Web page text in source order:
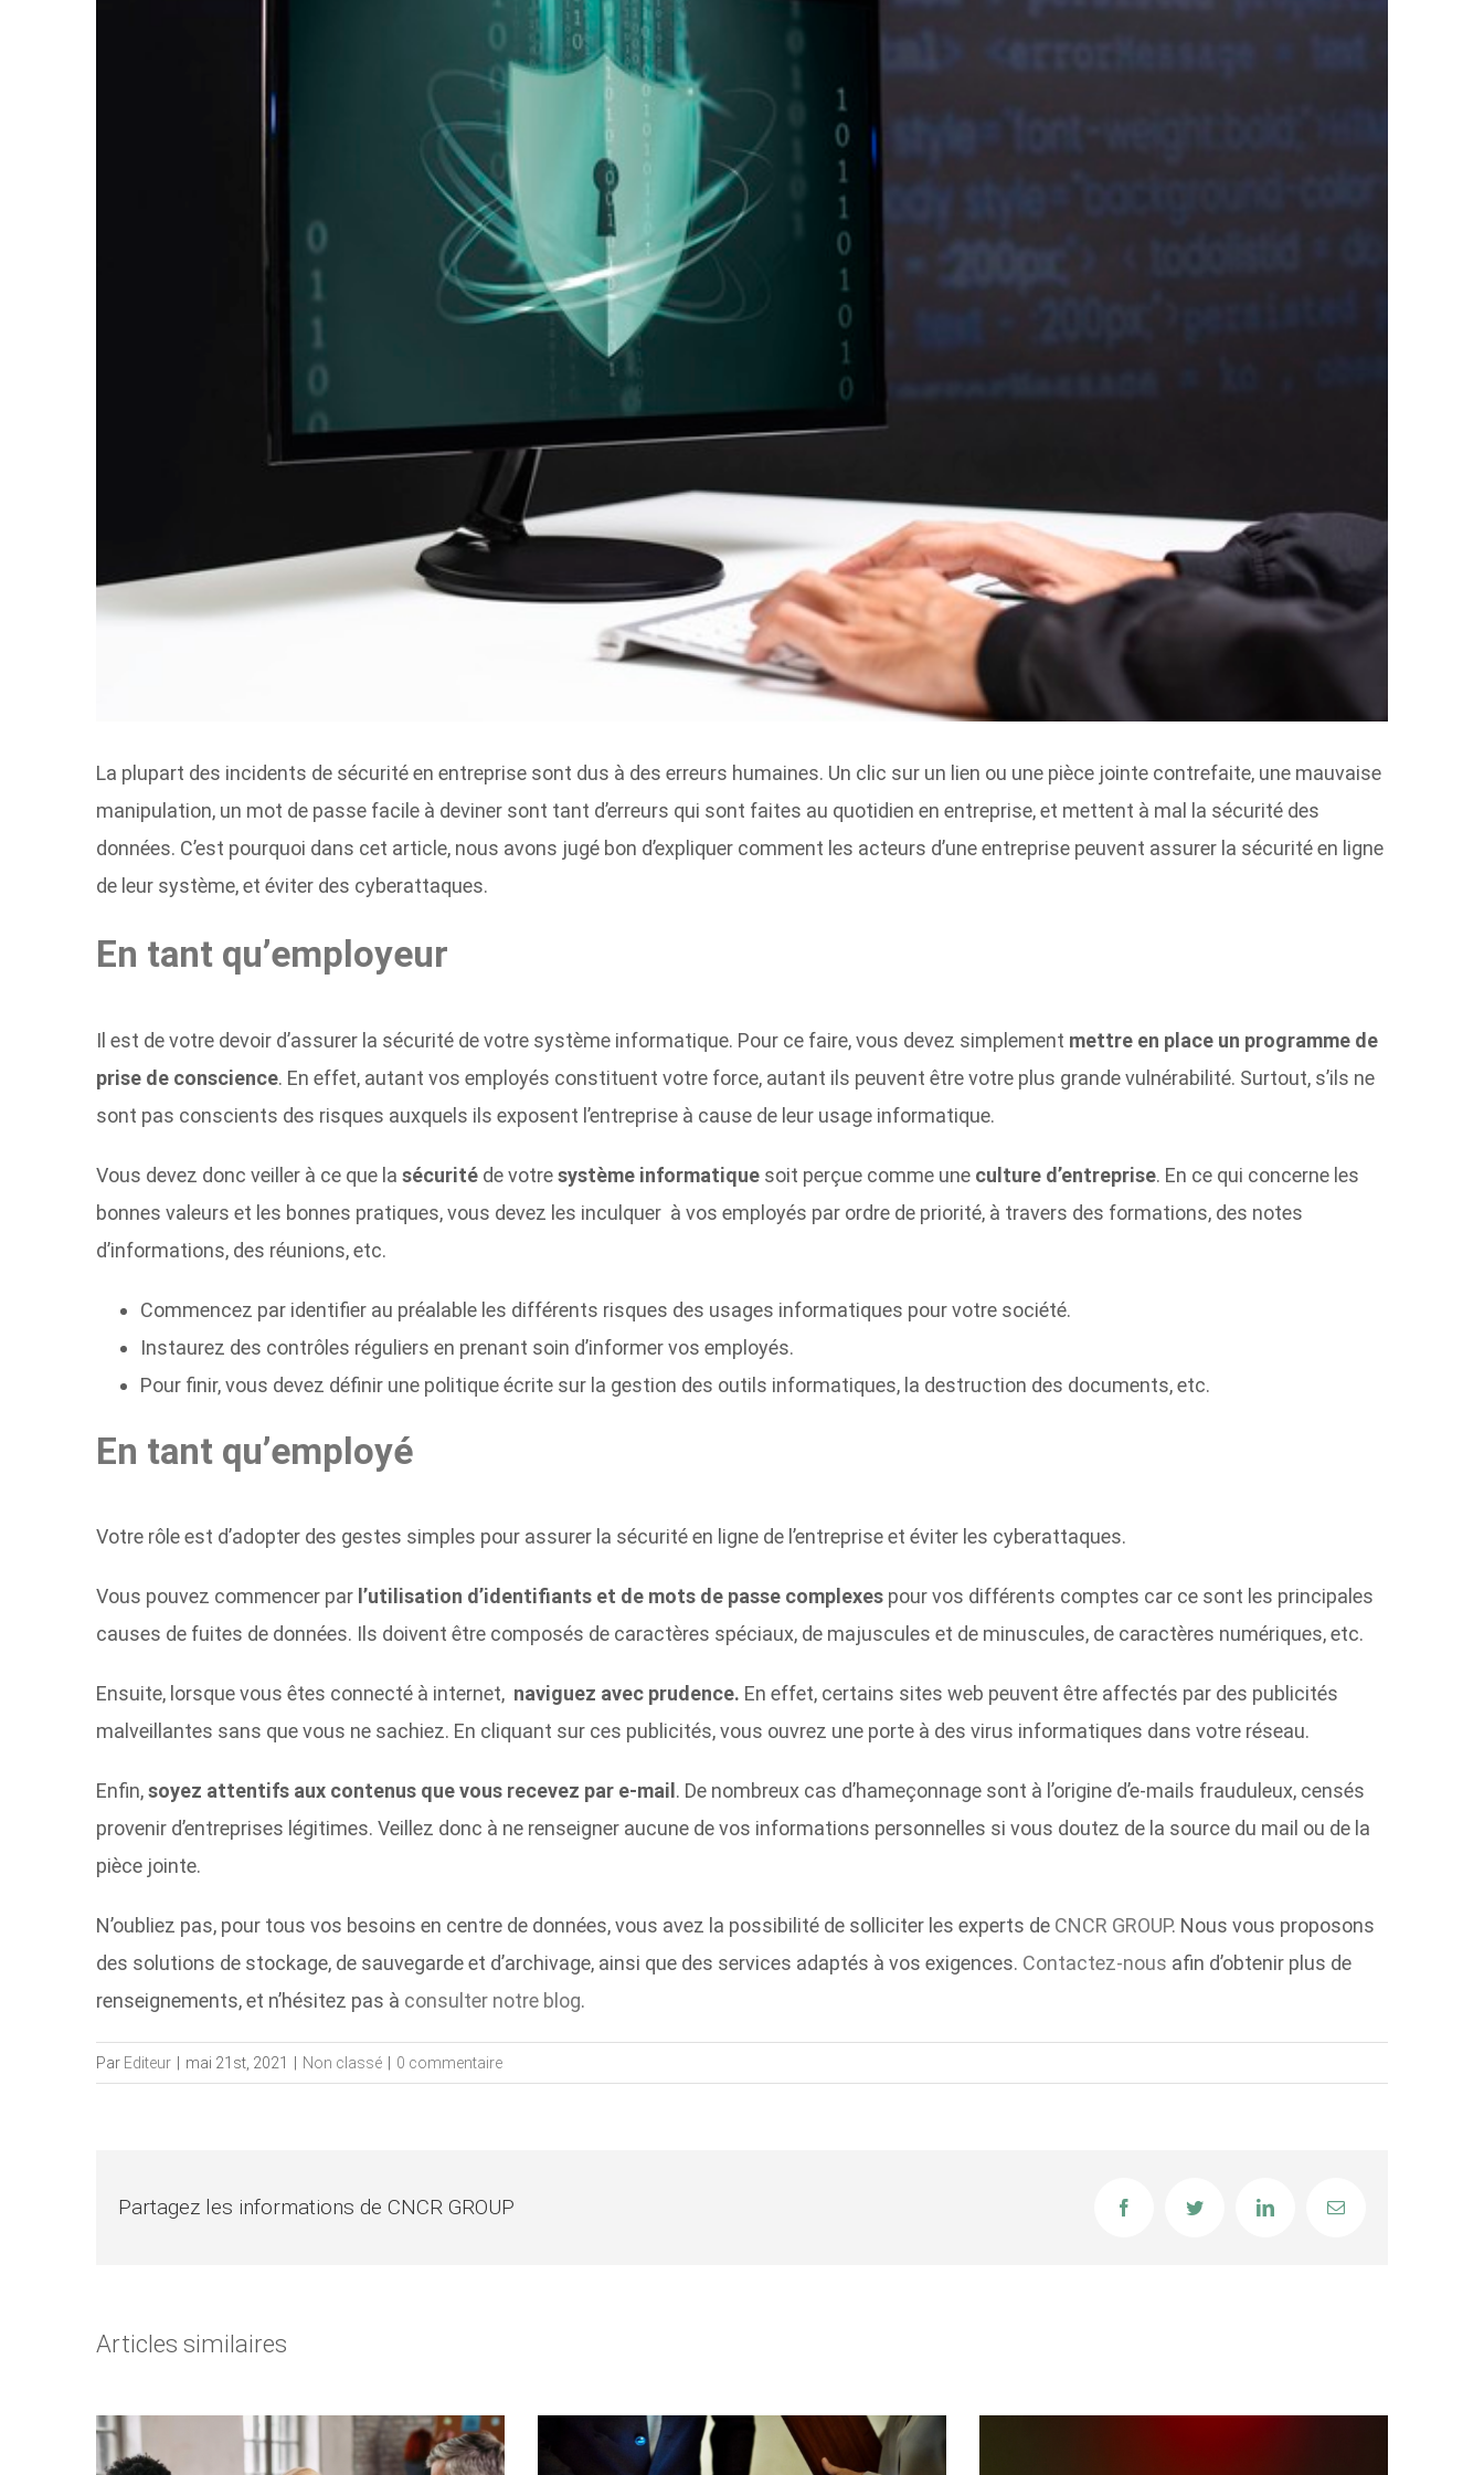
La plupart des incidents de sécurité en entreprise sont dus à des erreurs humaines. Un clic sur un lien ou une pièce jointe contrefaite, une mauvaise
manipulation, un mot de passe facile à deviner sont tant d’erreurs qui sont faites au quotidien en entreprise, et mettent à mal la sécurité des
données. C’est pourquoi dans cet article, nous avons jugé bon d’expliquer comment les acteurs d’une entreprise peuvent assurer la sécurité en ligne
de leur système, et éviter des cyberattaques.
En tant qu’employeur
Il est de votre devoir d’assurer la sécurité de votre système informatique. Pour ce faire, vous devez simplement mettre en place un programme de
prise de conscience. En effet, autant vos employés constituent votre force, autant ils peuvent être votre plus grande vulnérabilité. Surtout, s’ils ne
sont pas conscients des risques auxquels ils exposent l’entreprise à cause de leur usage informatique.
Vous devez donc veiller à ce que la sécurité de votresystème informatique soit perçue comme une culture d’entreprise. En ce qui concerne les
bonnes valeurs et les bonnes pratiques, vous devez les inculquer à vos employés par ordre de priorité, à travers des formations, des notes
d’informations, des réunions, etc.
Commencez par identifier au préalable les différents risques des usages informatiques pour votre société.
Instaurez des contrôles réguliers en prenant soin d’informer vos employés.
Pour finir, vous devez définir une politique écrite sur la gestion des outils informatiques, la destruction des documents, etc.
En tant qu’employé
Votre rôle est d’adopter des gestes simples pour assurer la sécurité en ligne de l’entreprise et éviter les cyberattaques.
Vous pouvez commencer par l’utilisation d’identifiants et de mots de passe complexes pour vos différents comptes car ce sont les principales
causes de fuites de données. Ils doivent être composés de caractères spéciaux, de majuscules et de minuscules, de caractères numériques, etc.
Ensuite, lorsque vous êtes connecté à internet, naviguez avec prudence. En effet, certains sites web peuvent être affectés par des publicités
malveillantes sans que vous ne sachiez. En cliquant sur ces publicités, vous ouvrez une porte à des virus informatiques dans votre réseau.
Enfin,soyez attentifs aux contenus que vous recevez par e-mail . De nombreux cas d’hameçonnage sont à l’origine d’e-mails frauduleux, censés
provenir d’entreprises légitimes. Veillez donc à ne renseigner aucune de vos informations personnelles si vous doutez de la source du mail ou de la
pièce jointe.
N’oubliez pas, pour tous vos besoins en centre de données, vous avez la possibilité de solliciter les experts de CNCR GROUP. Nous vous proposons
des solutions de stockage, de sauvegarde et d’archivage, ainsi que des services adaptés à vos exigences. Contactez-nous afin d’obtenir plus de
renseignements, et n’hésitez pas à consulter notre blog.
Par Editeur mai 21st, 2021 Non classé 0 commentaire
Partagez les informations de CNCR GROUP FacebookTwitter LinkedIn Email
Articles similaires